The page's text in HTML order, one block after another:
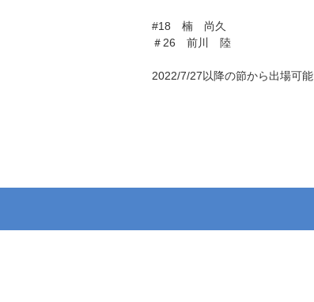
#18 楠 尚久
＃26 前川 陸
2022/7/27以降の節から出場可能